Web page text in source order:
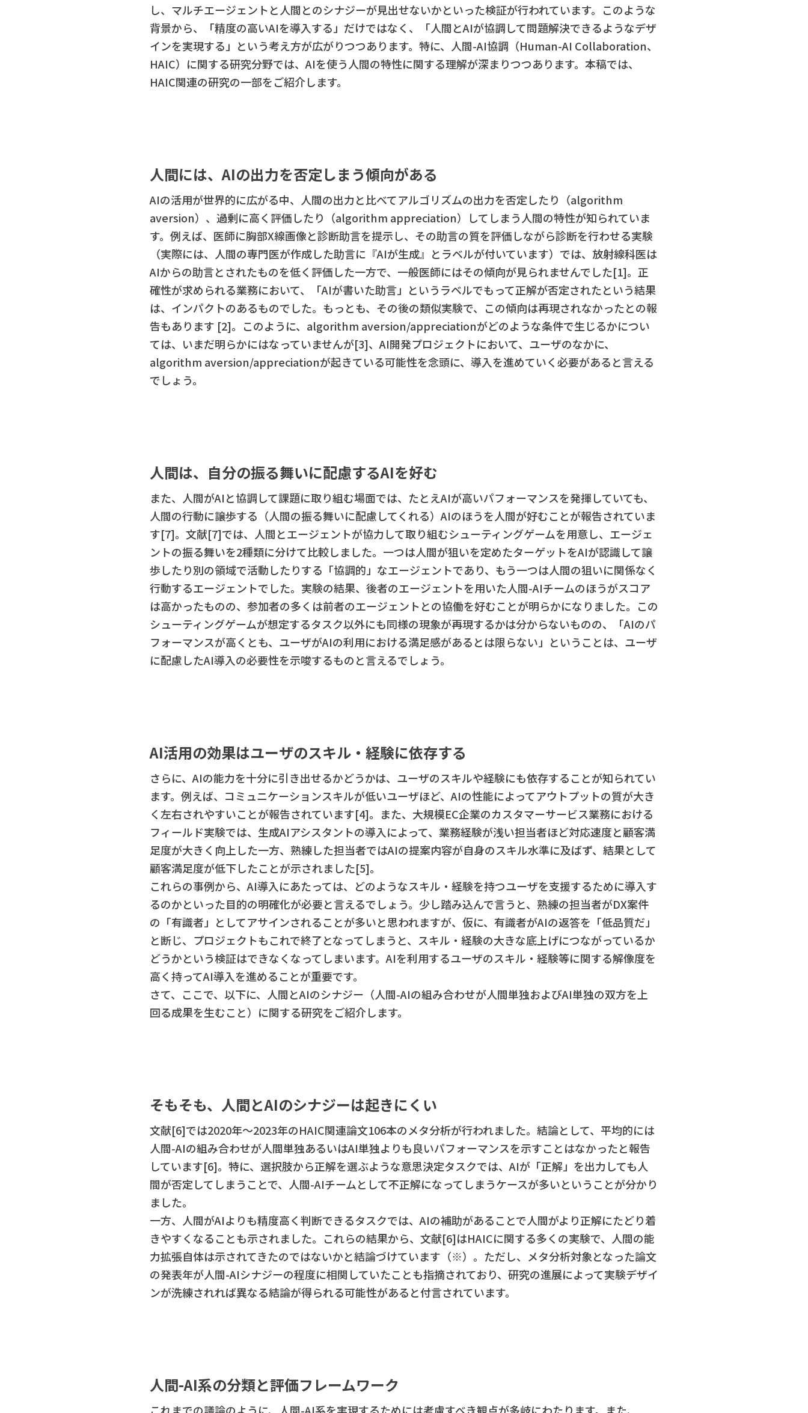
し、マルチエージェントと人間とのシナジーが見出せないかといった検証が行われています。このような
背景から、「精度の高いAIを導入する」だけではなく、「人間とAIが協調して問題解決できるようなデザ
インを実現する」という考え方が広がりつつあります。特に、人間-AI協調（Human-AI Collaboration、
HAIC）に関する研究分野では、AIを使う人間の特性に関する理解が深まりつつあります。本稿では、
HAIC関連の研究の一部をご紹介します。
人間には、AIの出力を否定しまう傾向がある​​​​
AIの活用が世界的に広がる中、人間の出力と比べてアルゴリズムの出力を否定したり（algorithm
aversion）、過剰に高く評価したり（algorithm appreciation）してしまう人間の特性が知られていま
す。例えば、医師に胸部X線画像と診断助言を提示し、その助言の質を評価しながら診断を行わせる実験
（実際には、人間の専門医が作成した助言に『AIが生成』とラベルが付いています）では、放射線科医は
AIからの助言とされたものを低く評価した一方で、一般医師にはその傾向が見られませんでした[1]。正
確性が求められる業務において、「AIが書いた助言」というラベルでもって正解が否定されたという結果
は、インパクトのあるものでした。もっとも、その後の類似実験で、この傾向は再現されなかったとの報
告もあります [2]。このように、algorithm aversion/appreciationがどのような条件で生じるかについ
ては、いまだ明らかにはなっていませんが[3]、AI開発プロジェクトにおいて、ユーザのなかに、
algorithm aversion/appreciationが起きている可能性を念頭に、導入を進めていく必要があると言える
でしょう。
人間は、自分の振る舞いに配慮するAIを好む
また、人間がAIと協調して課題に取り組む場面では、たとえAIが高いパフォーマンスを発揮していても、
人間の行動に譲歩する（人間の振る舞いに配慮してくれる）AIのほうを人間が好むことが報告されていま
す[7]。文献[7]では、人間とエージェントが協力して取り組むシューティングゲームを用意し、エージェ
ントの振る舞いを2種類に分けて比較しました。一つは人間が狙いを定めたターゲットをAIが認識して譲
歩したり別の領域で活動したりする「協調的」なエージェントであり、もう一つは人間の狙いに関係なく
行動するエージェントでした。実験の結果、後者のエージェントを用いた人間-AIチームのほうがスコア
は高かったものの、参加者の多くは前者のエージェントとの協働を好むことが明らかになりました。この
シューティングゲームが想定するタスク以外にも同様の現象が再現するかは分からないものの、「AIのパ
フォーマンスが高くとも、ユーザがAIの利用における満足感があるとは限らない」ということは、ユーザ
に配慮したAI導入の必要性を示唆するものと言えるでしょう。
AI活用の効果はユーザのスキル・経験に依存する
さらに、AIの能力を十分に引き出せるかどうかは、ユーザのスキルや経験にも依存することが知られてい
ます。例えば、コミュニケーションスキルが低いユーザほど、AIの性能によってアウトプットの質が大き
く左右されやすいことが報告されています[4]。また、大規模EC企業のカスタマーサービス業務における
フィールド実験では、生成AIアシスタントの導入によって、業務経験が浅い担当者ほど対応速度と顧客満
足度が大きく向上した一方、熟練した担当者ではAIの提案内容が自身のスキル水準に及ばず、結果として
顧客満足度が低下したことが示されました[5]。
これらの事例から、AI導入にあたっては、どのようなスキル・経験を持つユーザを支援するために導入す
るのかといった目的の明確化が必要と言えるでしょう。少し踏み込んで言うと、熟練の担当者がDX案件
の「有識者」としてアサインされることが多いと思われますが、仮に、有識者がAIの返答を「低品質だ」
と断じ、プロジェクトもこれで終了となってしまうと、スキル・経験の大きな底上げにつながっているか
どうかという検証はできなくなってしまいます。AIを利用するユーザのスキル・経験等に関する解像度を
高く持ってAI導入を進めることが重要です。
さて、ここで、以下に、人間とAIのシナジー（人間-AIの組み合わせが人間単独およびAI単独の双方を上
回る成果を生むこと）に関する研究をご紹介します。
そもそも、人間とAIのシナジーは起きにくい
文献[6]では2020年～2023年のHAIC関連論文106本のメタ分析が行われました。結論として、平均的には
人間-AIの組み合わせが人間単独あるいはAI単独よりも良いパフォーマンスを示すことはなかったと報告
しています[6]。特に、選択肢から正解を選ぶような意思決定タスクでは、AIが「正解」を出力しても人
間が否定してしまうことで、人間-AIチームとして不正解になってしまうケースが多いということが分かり
ました。
一方、人間がAIよりも精度高く判断できるタスクでは、AIの補助があることで人間がより正解にたどり着
きやすくなることも示されました。これらの結果から、文献[6]はHAICに関する多くの実験で、人間の能
力拡張自体は示されてきたのではないかと結論づけています（※）。ただし、メタ分析対象となった論文
の発表年が人間-AIシナジーの程度に相関していたことも指摘されており、研究の進展によって実験デザイ
ンが洗練されれば異なる結論が得られる可能性があると付言されています。
人間-AI系の分類と評価フレームワーク
これまでの議論のように、人間-AI系を実現するためには考慮すべき観点が多岐にわたります。また、